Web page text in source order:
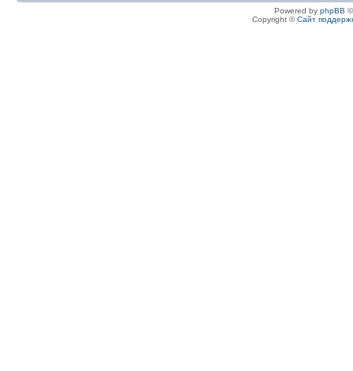
Powered by phpBB
Copyright ©Сайт